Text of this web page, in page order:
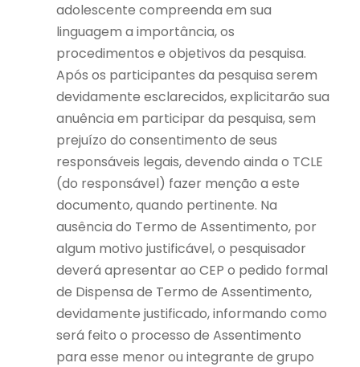
adolescente compreenda em sua
linguagem a importância, os
procedimentos e objetivos da pesquisa.
Após os participantes da pesquisa serem
devidamente esclarecidos, explicitarão sua
anuência em participar da pesquisa, sem
prejuízo do consentimento de seus
responsáveis legais, devendo ainda o TCLE
(do responsável) fazer menção a este
documento, quando pertinente. Na
ausência do Termo de Assentimento, por
algum motivo justificável, o pesquisador
deverá apresentar ao CEP o pedido formal
de Dispensa de Termo de Assentimento,
devidamente justificado, informando como
será feito o processo de Assentimento
para esse menor ou integrante de grupo